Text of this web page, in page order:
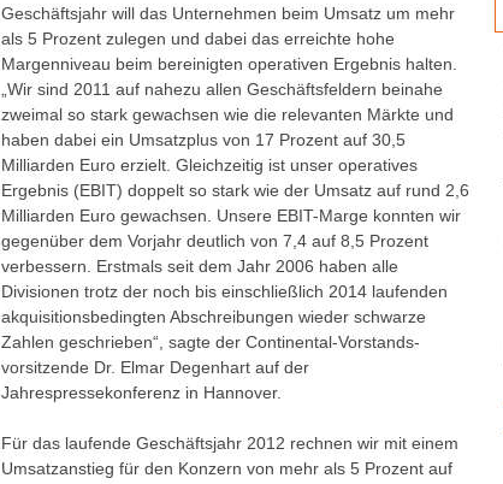
Geschäftsjahr will das Unternehmen beim Umsatz um mehr
als 5 Prozent zulegen und dabei das erreichte hohe
Margenniveau beim bereinigten operativen Ergebnis halten.
„Wir sind 2011 auf nahezu allen Geschäftsfeldern beinahe
zweimal so stark gewachsen wie die relevanten Märkte und
haben dabei ein Umsatzplus von 17 Prozent auf 30,5
Milliarden Euro erzielt. Gleichzeitig ist unser operatives
Ergebnis (EBIT) doppelt so stark wie der Umsatz auf rund 2,6
Milliarden Euro gewachsen. Unsere EBIT-Marge konnten wir
gegenüber dem Vorjahr deutlich von 7,4 auf 8,5 Prozent
verbessern. Erstmals seit dem Jahr 2006 haben alle
Divisionen trotz der noch bis einschließlich 2014 laufenden
akquisitionsbedingten Abschreibungen wieder schwarze
Zahlen geschrieben“, sagte der Continental-Vorstands-
vorsitzende Dr. Elmar Degenhart auf der
Jahrespressekonferenz in Hannover.
Für das laufende Geschäftsjahr 2012 rechnen wir mit einem
Umsatzanstieg für den Konzern von mehr als 5 Prozent auf